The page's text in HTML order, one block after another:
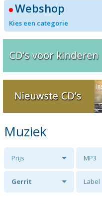
Webshop
Kies een categorie
Muziek
Prijs MP3
Gerrit Label